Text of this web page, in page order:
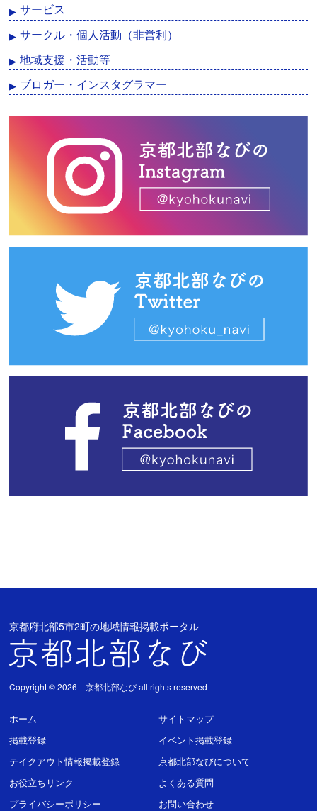
サービス
サークル・個人活動（非営利）
地域支援・活動等
ブロガー・インスタグラマー
京都府北部5市2町の地域情報掲載ポータル
Copyright © 2026 京都北部なび all rights reserved
ホーム
サイトマップ
掲載登録
イベント掲載登録
テイクアウト情報掲載登録
京都北部なびについて
お役立ちリンク
よくある質問
プライバシーポリシー
お問い合わせ